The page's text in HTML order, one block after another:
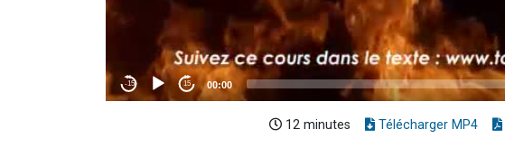
12 minutes Télécharger MP4